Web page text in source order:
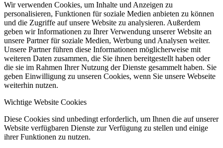
Wir verwenden Cookies, um Inhalte und Anzeigen zu
personalisieren, Funktionen für soziale Medien anbieten zu können
und die Zugriffe auf unsere Website zu analysieren. Außerdem
geben wir Informationen zu Ihrer Verwendung unserer Website an
unsere Partner für soziale Medien, Werbung und Analysen weiter.
Unsere Partner führen diese Informationen möglicherweise mit
weiteren Daten zusammen, die Sie ihnen bereitgestellt haben oder
die sie im Rahmen Ihrer Nutzung der Dienste gesammelt haben. Sie
geben Einwilligung zu unseren Cookies, wenn Sie unsere Webseite
weiterhin nutzen.
Wichtige Website Cookies
Diese Cookies sind unbedingt erforderlich, um Ihnen die auf unserer
Website verfügbaren Dienste zur Verfügung zu stellen und einige
ihrer Funktionen zu nutzen.